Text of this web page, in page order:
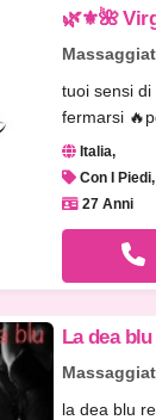
tuoi sensi
fermarsi
Italia
Con I
27 Anni
la dea blu